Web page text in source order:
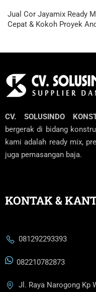
Jual Cor Jayamix Ready
Cepat & Kokoh Proyek
CV. SOLUSINDO
bergerak di bidang
kami adalah ready mix,
juga pemasangan baja.
KONTAK &
081292293393
082210782873
Jl. Raya Narogong Kp